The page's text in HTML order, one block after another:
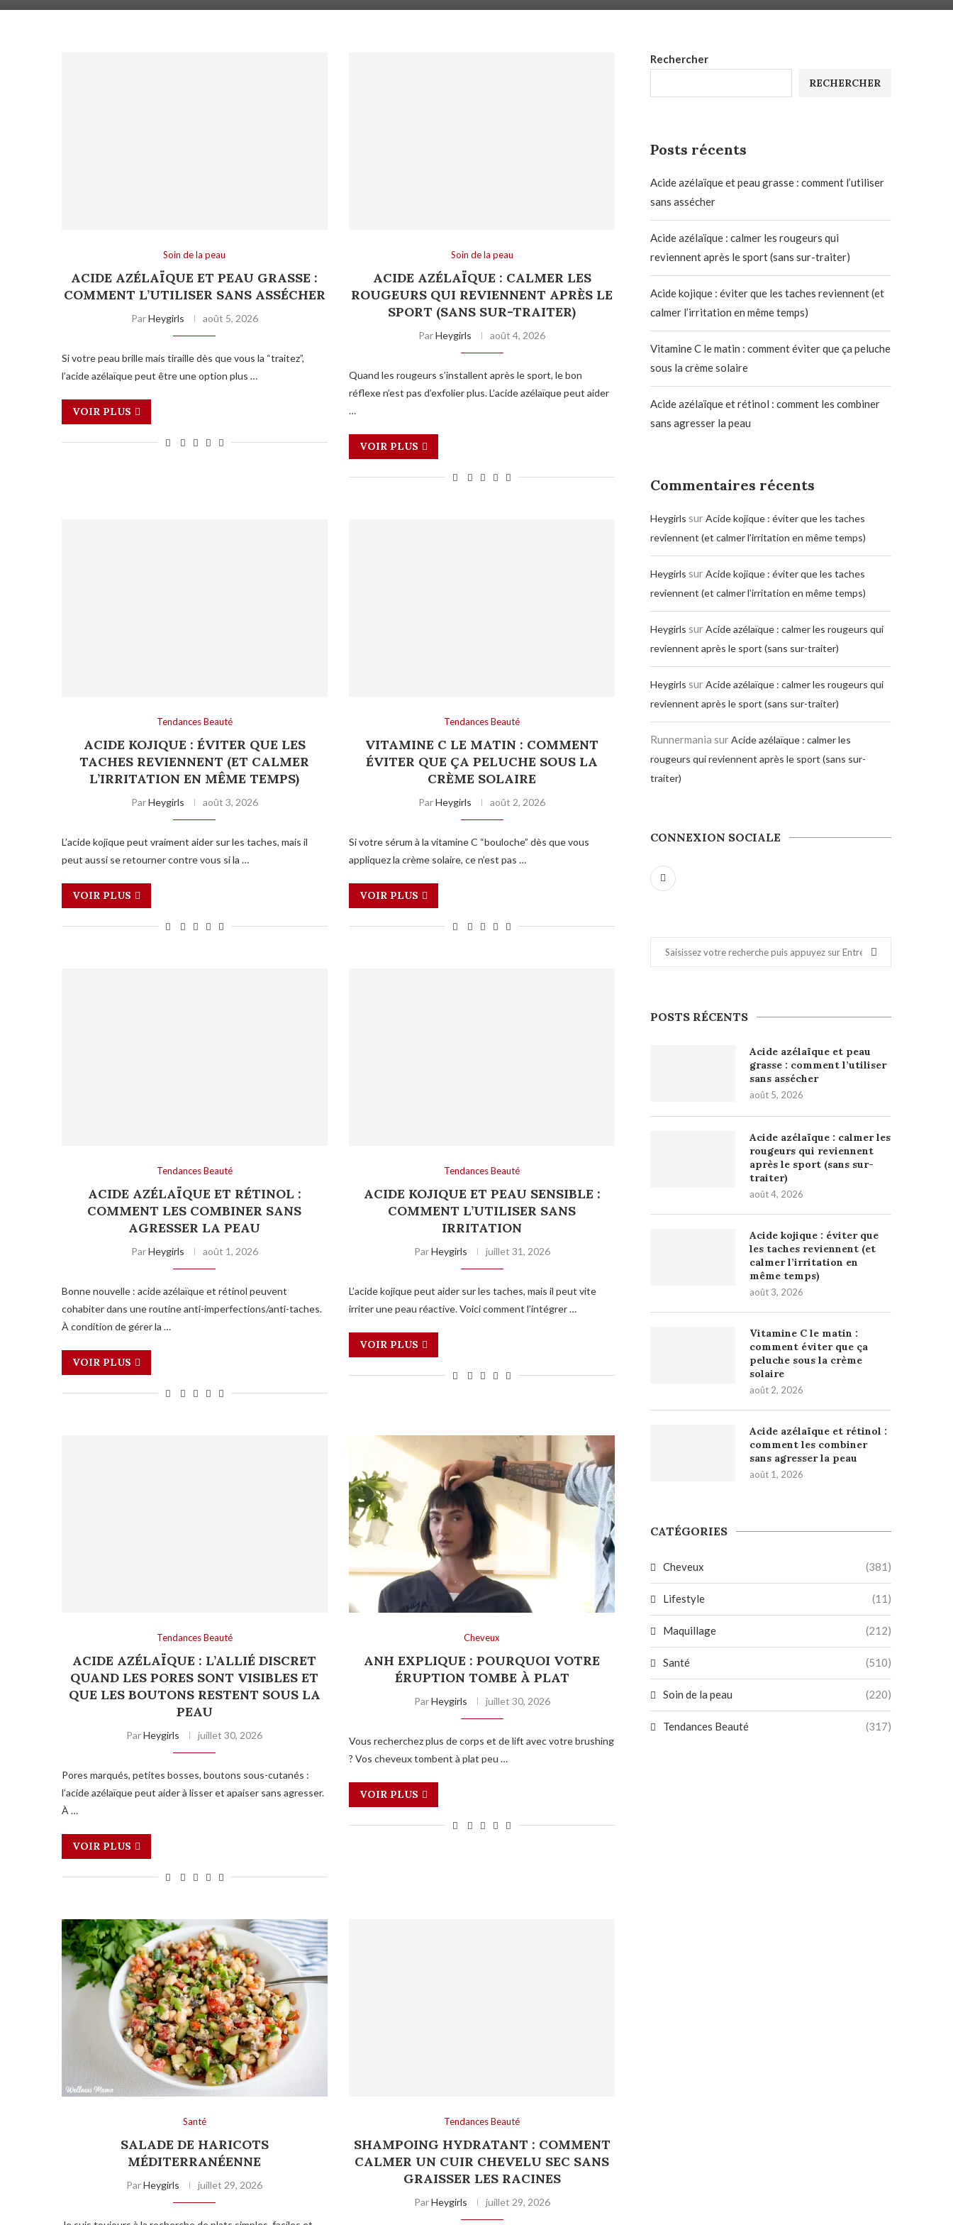
Soin de la peau
ACIDE AZÉLAÏQUE ET PEAU GRASSE :
COMMENT L’UTILISER SANS ASSÉCHER
ParHeygirls août 5, 2026
Si votre peau brille mais tiraille dès que vous la “traitez”,
l’acide azélaïque peut être une option plus …
VOIR PLUS
Soin de la peau
ACIDE AZÉLAÏQUE : CALMER LES
ROUGEURS QUI REVIENNENT APRÈS LE
SPORT (SANS SUR-TRAITER)
ParHeygirls août 4, 2026
Quand les rougeurs s’installent après le sport, le bon
réflexe n’est pas d’exfolier plus. L’acide azélaïque peut aider
…
VOIR PLUS
Tendances Beauté
ACIDE KOJIQUE : ÉVITER QUE LES
TACHES REVIENNENT (ET CALMER
L’IRRITATION EN MÊME TEMPS)
ParHeygirls août 3, 2026
L’acide kojique peut vraiment aider sur les taches, mais il
peut aussi se retourner contre vous si la …
VOIR PLUS
Tendances Beauté
VITAMINE C LE MATIN : COMMENT
ÉVITER QUE ÇA PELUCHE SOUS LA
CRÈME SOLAIRE
ParHeygirls août 2, 2026
Si votre sérum à la vitamine C “bouloche” dès que vous
appliquez la crème solaire, ce n’est pas …
VOIR PLUS
Tendances Beauté
ACIDE AZÉLAÏQUE ET RÉTINOL :
COMMENT LES COMBINER SANS
AGRESSER LA PEAU
ParHeygirls août 1, 2026
Bonne nouvelle : acide azélaïque et rétinol peuvent
cohabiter dans une routine anti-imperfections/anti-taches.
À condition de gérer la …
VOIR PLUS
Tendances Beauté
ACIDE KOJIQUE ET PEAU SENSIBLE :
COMMENT L’UTILISER SANS
IRRITATION
ParHeygirls juillet 31, 2026
L’acide kojique peut aider sur les taches, mais il peut vite
irriter une peau réactive. Voici comment l’intégrer …
VOIR PLUS
Tendances Beauté
ACIDE AZÉLAÏQUE : L’ALLIÉ DISCRET
QUAND LES PORES SONT VISIBLES ET
QUE LES BOUTONS RESTENT SOUS LA
PEAU
ParHeygirls juillet 30, 2026
Pores marqués, petites bosses, boutons sous-cutanés :
l’acide azélaïque peut aider à lisser et apaiser sans agresser.
À …
VOIR PLUS
Cheveux
ANH EXPLIQUE : POURQUOI VOTRE
ÉRUPTION TOMBE À PLAT
ParHeygirls juillet 30, 2026
Vous recherchez plus de corps et de lift avec votre brushing
? Vos cheveux tombent à plat peu …
VOIR PLUS
Santé
SALADE DE HARICOTS
MÉDITERRANÉENNE
ParHeygirls juillet 29, 2026
Tendances Beauté
SHAMPOING HYDRATANT : COMMENT
CALMER UN CUIR CHEVELU SEC SANS
GRAISSER LES RACINES
ParHeygirls juillet 29, 2026
Rechercher
RECHERCHER
Posts récents
Acide azélaïque et peau grasse : comment l’utiliser
sans assécher
Acide azélaïque : calmer les rougeurs qui
reviennent après le sport (sans sur-traiter)
Acide kojique : éviter que les taches reviennent (et
calmer l’irritation en même temps)
Vitamine C le matin : comment éviter que ça peluche
sous la crème solaire
Acide azélaïque et rétinol : comment les combiner
sans agresser la peau
Commentaires récents
Heygirls surAcide kojique : éviter que les taches
reviennent (et calmer l’irritation en même temps)
Heygirls surAcide kojique : éviter que les taches
reviennent (et calmer l’irritation en même temps)
Heygirls surAcide azélaïque : calmer les rougeurs qui
reviennent après le sport (sans sur-traiter)
Heygirls surAcide azélaïque : calmer les rougeurs qui
reviennent après le sport (sans sur-traiter)
Runnermania surAcide azélaïque : calmer les
rougeurs qui reviennent après le sport (sans sur-
traiter)
CONNEXION SOCIALE
POSTS RÉCENTS
Acide azélaïque et peau
grasse : comment l’utiliser
sans assécher
août 5, 2026
Acide azélaïque : calmer les
rougeurs qui reviennent
après le sport (sans sur-
traiter)
août 4, 2026
Acide kojique : éviter que
les taches reviennent (et
calmer l’irritation en
même temps)
août 3, 2026
Vitamine C le matin :
comment éviter que ça
peluche sous la crème
solaire
août 2, 2026
Acide azélaïque et rétinol :
comment les combiner
sans agresser la peau
août 1, 2026
CATÉGORIES
Cheveux (381)
Lifestyle (11)
Maquillage (212)
Santé (510)
Soin de la peau (220)
Tendances Beauté (317)